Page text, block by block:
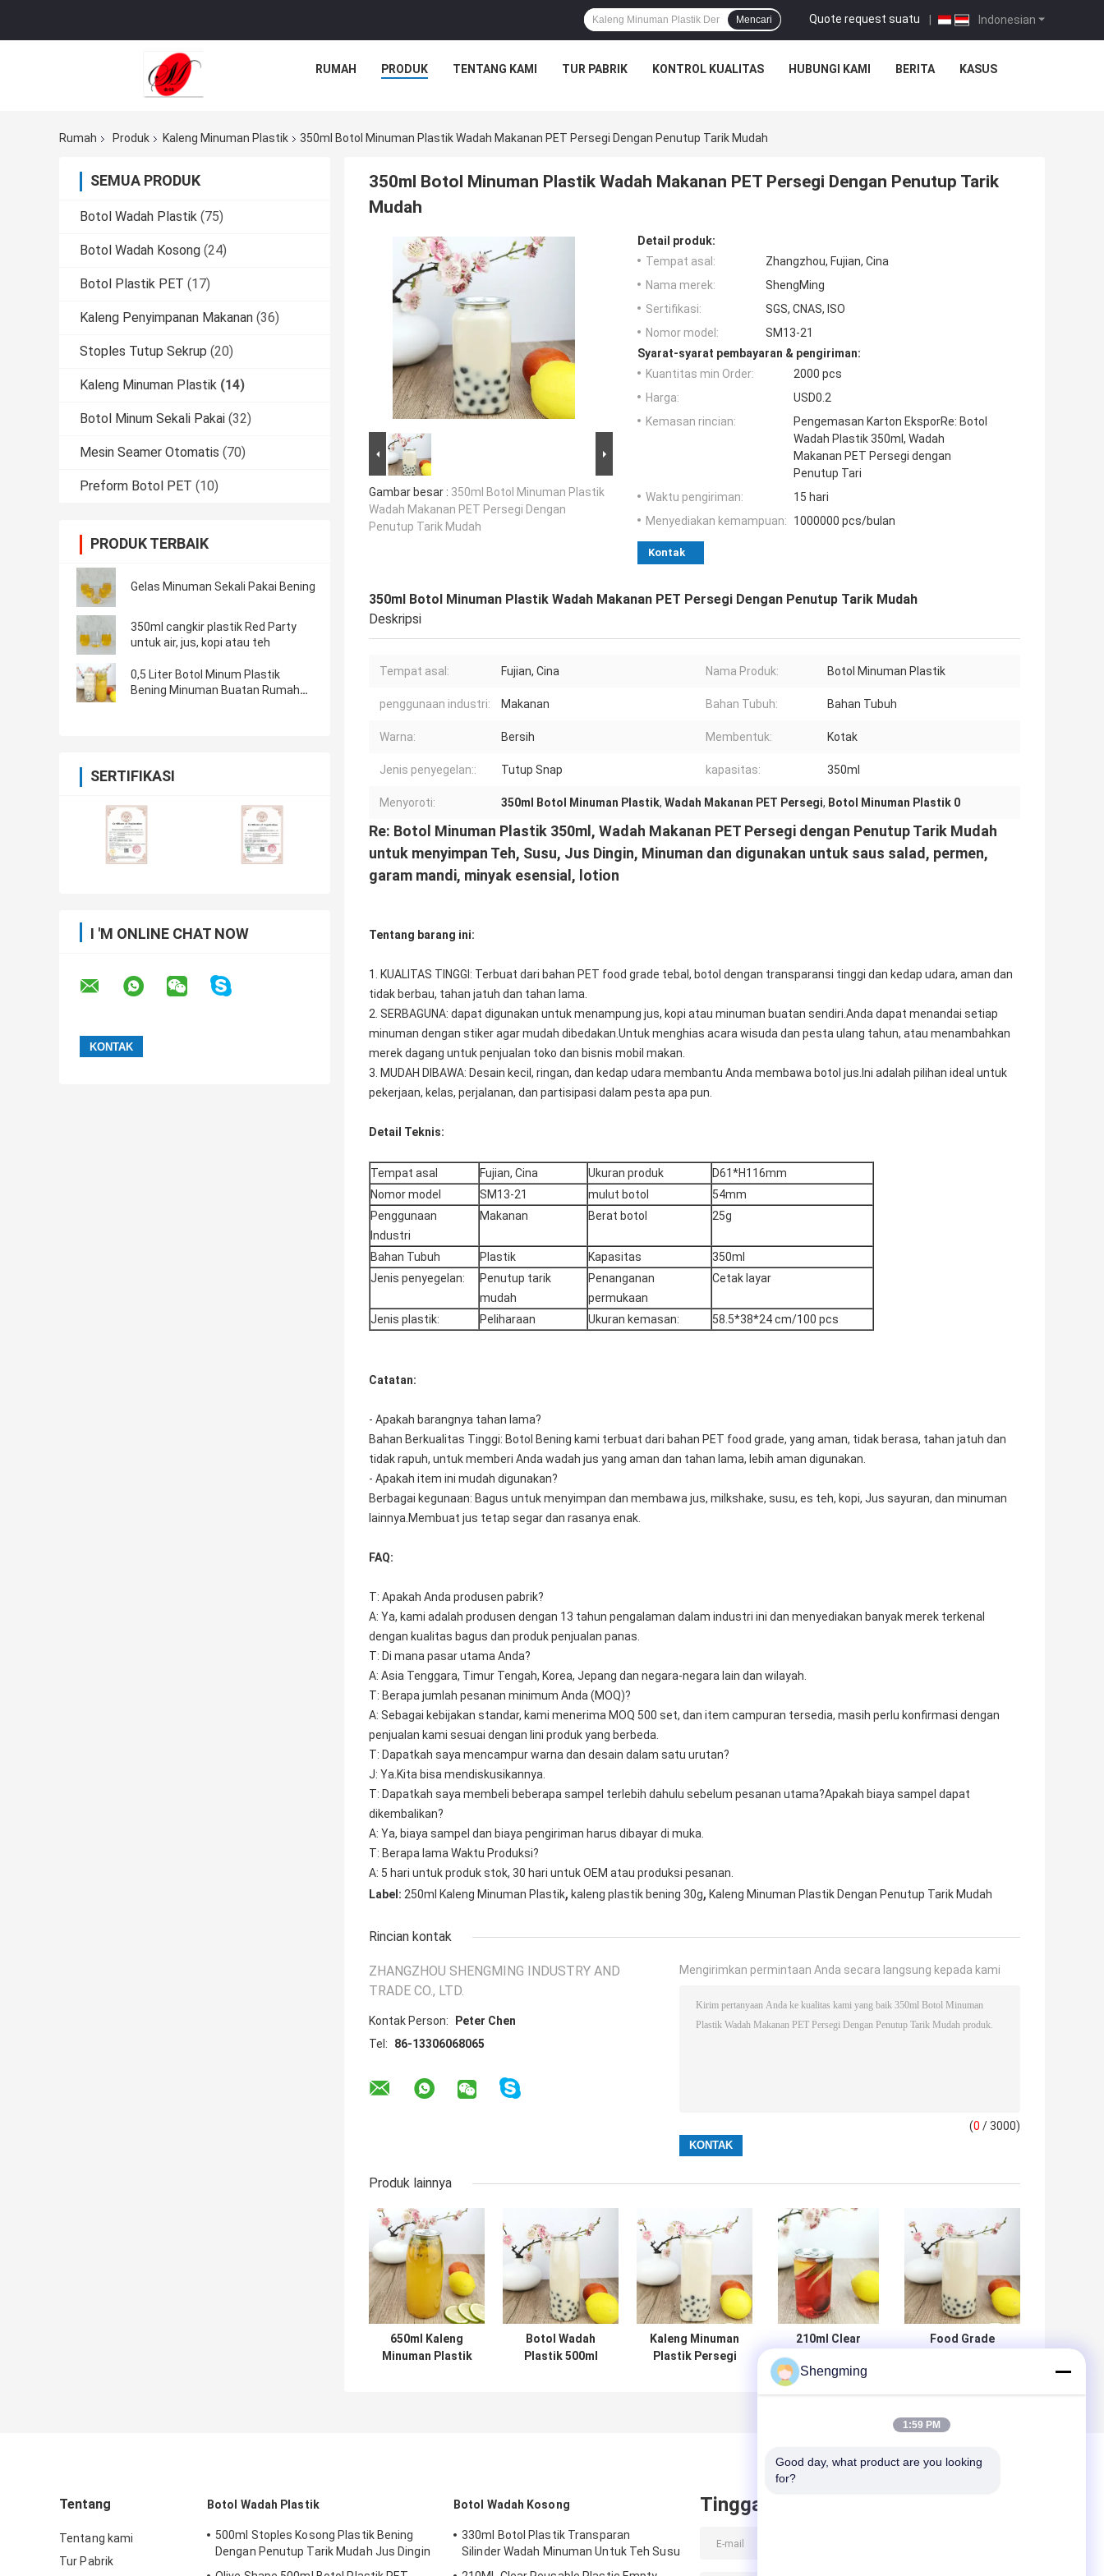
Indonesian
Quote request suatu |
Mencari
RUMAH PRODUK TENTANG KAMI TUR PABRIK KONTROL KUALITAS HUBUNGI KAMI BERITA KASUS
Rumah Produk Kaleng Minuman Plastik 350ml Botol Minuman Plastik Wadah Makanan PET Persegi Dengan Penutup Tarik Mudah
SEMUA PRODUK
Botol Wadah Plastik (75)
Botol Wadah Kosong (24)
Botol Plastik PET (17)
Kaleng Penyimpanan Makanan (36)
Stoples Tutup Sekrup (20)
Kaleng Minuman Plastik (14)
Botol Minum Sekali Pakai (32)
Mesin Seamer Otomatis (70)
Preform Botol PET (10)
PRODUK TERBAIK
Gelas Minuman Sekali Pakai Bening
350ml cangkir plastik Red Party
untuk air, jus, kopi atau teh
0,5 Liter Botol Minum Plastik
Bening Minuman Buatan Rumah
SERTIFIKASI
I 'M ONLINE CHAT NOW
350ml Botol Minuman Plastik Wadah Makanan PET Persegi Dengan Penutup Tarik
Mudah
Gambar besar : 350ml Botol Minuman Plastik
Wadah Makanan PET Persegi Dengan
Penutup Tarik Mudah
Detail produk:
Tempat asal:
Zhangzhou, Fujian, Cina
Nama merek:
ShengMing
Sertifikasi:
SGS, CNAS, ISO
Nomor model:
SM13-21
Syarat-syarat pembayaran & pengiriman:
Kuantitas min Order:
2000 pcs
Harga:
USD0.2
Kemasan rincian:
Pengemasan Karton EksporRe: Botol
Wadah Plastik 350ml, Wadah
Makanan PET Persegi dengan
Penutup Tari
Waktu pengiriman:
15 hari
Menyediakan kemampuan:
1000000 pcs/bulan
Kontak
350ml Botol Minuman Plastik Wadah Makanan PET Persegi Dengan Penutup Tarik Mudah
Deskripsi
Tempat asal: Fujian, Cina Nama Produk: Botol Minuman Plastik
penggunaan industri: Makanan Bahan Tubuh: Bahan Tubuh
Warna: Bersih Membentuk: Kotak
Jenis penyegelan:: Tutup Snap kapasitas: 350ml
Menyoroti: 350ml Botol Minuman Plastik, Wadah Makanan PET Persegi, Botol Minuman Plastik 0
Re: Botol Minuman Plastik 350ml, Wadah Makanan PET Persegi dengan Penutup Tarik Mudah
untuk menyimpan Teh, Susu, Jus Dingin, Minuman dan digunakan untuk saus salad, permen,
garam mandi, minyak esensial, lotion
Tentang barang ini:
1. KUALITAS TINGGI: Terbuat dari bahan PET food grade tebal, botol dengan transparansi tinggi dan kedap udara, aman dan
tidak berbau, tahan jatuh dan tahan lama.
2. SERBAGUNA: dapat digunakan untuk menampung jus, kopi atau minuman buatan sendiri.Anda dapat menandai setiap
minuman dengan stiker agar mudah dibedakan.Untuk menghias acara wisuda dan pesta ulang tahun, atau menambahkan
merek dagang untuk penjualan toko dan bisnis mobil makan.
3. MUDAH DIBAWA: Desain kecil, ringan, dan kedap udara membantu Anda membawa botol jus.Ini adalah pilihan ideal untuk
pekerjaan, kelas, perjalanan, dan partisipasi dalam pesta apa pun.
Detail Teknis:
Tempat asal Fujian, Cina Ukuran produk
‎D61*H116mm
Nomor model
‎SM13-21 mulut botol
54mm
Penggunaan
Industri
‎Makanan Berat botol 25g
Bahan Tubuh ‎Plastik Kapasitas
‎350ml
Jenis penyegelan:
‎Penutup tarik
mudah
Penanganan
permukaan
‎Cetak layar
Jenis plastik: ‎Peliharaan Ukuran kemasan: ‎58.5*38*24 cm/100 pcs
Catatan:
- Apakah barangnya tahan lama?
Bahan Berkualitas Tinggi: Botol Bening kami terbuat dari bahan PET food grade, yang aman, tidak berasa, tahan jatuh dan
tidak rapuh, untuk memberi Anda wadah jus yang aman dan tahan lama, lebih aman digunakan.
- Apakah item ini mudah digunakan?
Berbagai kegunaan: Bagus untuk menyimpan dan membawa jus, milkshake, susu, es teh, kopi, Jus sayuran, dan minuman
lainnya.Membuat jus tetap segar dan rasanya enak.
FAQ:
T: Apakah Anda produsen pabrik?
A: Ya, kami adalah produsen dengan 13 tahun pengalaman dalam industri ini dan menyediakan banyak merek terkenal
dengan kualitas bagus dan produk penjualan panas.
T: Di mana pasar utama Anda?
A: Asia Tenggara, Timur Tengah, Korea, Jepang dan negara-negara lain dan wilayah.
T: Berapa jumlah pesanan minimum Anda (MOQ)?
A: Sebagai kebijakan standar, kami menerima MOQ 500 set, dan item campuran tersedia, masih perlu konfirmasi dengan
penjualan kami sesuai dengan lini produk yang berbeda.
T: Dapatkah saya mencampur warna dan desain dalam satu urutan?
J: Ya.Kita bisa mendiskusikannya.
T: Dapatkah saya membeli beberapa sampel terlebih dahulu sebelum pesanan utama?Apakah biaya sampel dapat
dikembalikan?
A: Ya, biaya sampel dan biaya pengiriman harus dibayar di muka.
T: Berapa lama Waktu Produksi?
A: 5 hari untuk produk stok, 30 hari untuk OEM atau produksi pesanan.
Label: 250ml Kaleng Minuman Plastik, kaleng plastik bening 30g, Kaleng Minuman Plastik Dengan Penutup Tarik Mudah
Rincian kontak
ZHANGZHOU SHENGMING INDUSTRY AND
TRADE CO., LTD.
Kontak Person:
Peter Chen
Tel:
86-13306068065
Mengirimkan permintaan Anda secara langsung kepada kami
(0 / 3000)
Produk lainnya
650ml Kaleng
Minuman Plastik
Botol Wadah
Plastik 500ml
Kaleng Minuman
Plastik Persegi
210ml Clear
Reusable Soda
Can Kaleng
Minuman Silinder
Food Grade
Salad Dressing
Tentang
Tentang kami
Tur Pabrik
Botol Wadah Plastik
500ml Stoples Kosong Plastik Bening
Dengan Penutup Tarik Mudah Jus Dingin
Botol Wadah Kosong
330ml Botol Plastik Transparan
Silinder Wadah Minuman Untuk Teh Susu
Tinggalkan pesan
Shengming
1:59 PM
Good day, what product are you looking
for?